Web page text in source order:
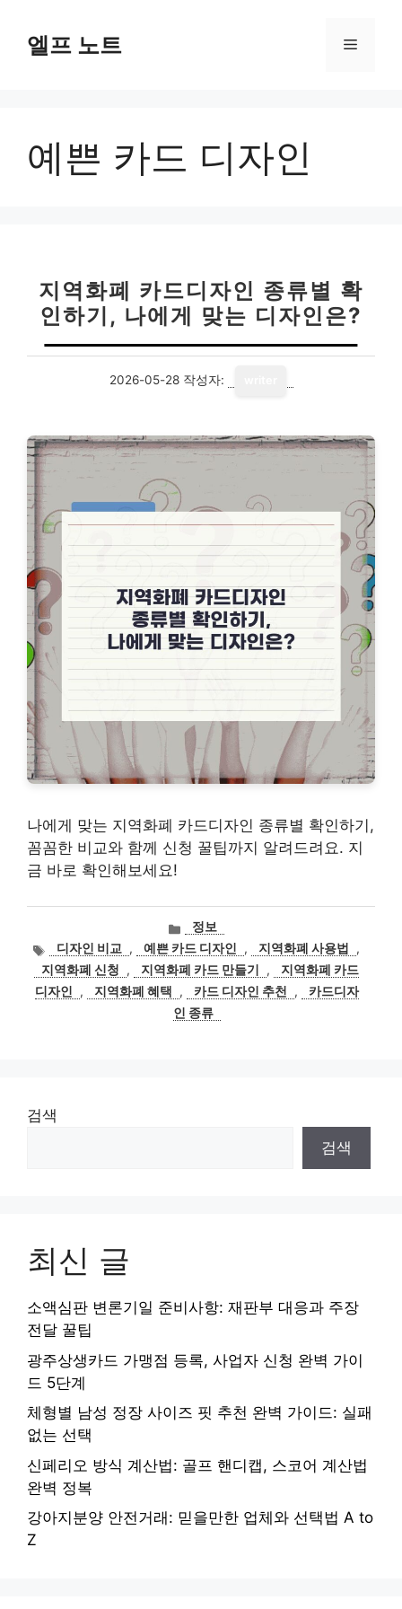
엘프 노트 메
예쁜 카드 디자인
지역화폐 카드디자인 종류별 확
인하기, 나에게 맞는 디자인은?
2026-05-28 작성자:
나에게 맞는 지역화폐 카드디자인 종류별 확인하기,
꼼꼼한 비교와 함께 신청 꿀팁까지 알려드려요. 지
금 바로 확인해보세요!
카
테
고
리
정보
태
그
디자인 비교 , 예쁜 카드 디자인 , 지역화폐 사용법
,
지역화폐 신청
, 지역화폐 카드 만들기 ,
지역화폐 카드
디자인
, 지역화폐 혜택 , 카드 디자인 추천 ,
카드디자
인 종류
검색
검색
최신 글
소액심판 변론기일 준비사항: 재판부 대응과 주장
전달 꿀팁
광주상생카드 가맹점 등록, 사업자 신청 완벽 가이
드 5단계
체형별 남성 정장 사이즈 핏 추천 완벽 가이드: 실패
없는 선택
신페리오 방식 계산법: 골프 핸디캡, 스코어 계산법
완벽 정복
강아지분양 안전거래: 믿을만한 업체와 선택법 A to
Z